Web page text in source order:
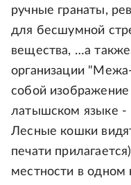
ручные гранаты,
для бесшумной
вещества, …а также
организации
собой
латышском языке
Лесные кошки
печати
местности в одном